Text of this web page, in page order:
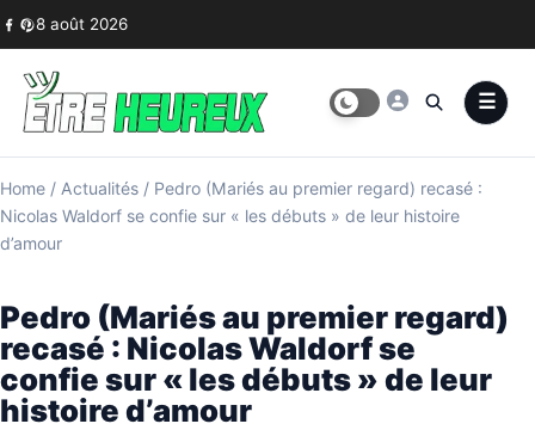
Skip to content
8 août 2026
Home / Actualités / Pedro (Mariés au premier regard) recasé :
Nicolas Waldorf se confie sur « les débuts » de leur histoire
d’amour
Pedro (Mariés au premier regard)
recasé : Nicolas Waldorf se
confie sur « les débuts » de leur
histoire d’amour